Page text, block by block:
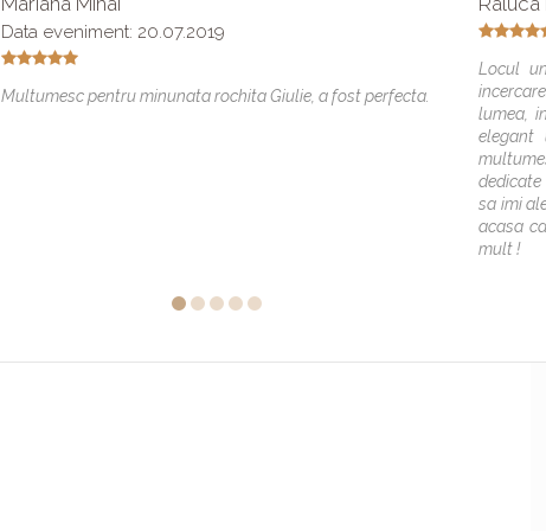
Data eveniment: 20.07.2019
Multumesc pentru minunata rochita Giulie, a fost perfecta.
Locul
lumea,
elegant
sa imi
acasa
mult !